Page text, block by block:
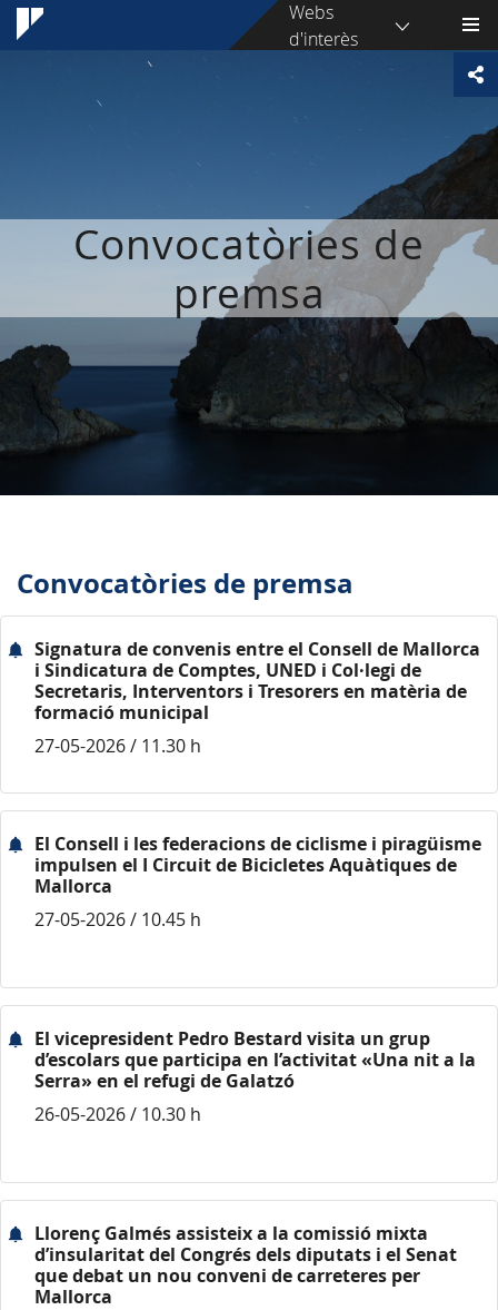
Webs
d'interès
Convocatòries de
premsa
Convocatòries de premsa
Signatura de convenis entre el Consell de Mallorca
i Sindicatura de Comptes, UNED i Col·legi de
Secretaris, Interventors i Tresorers en matèria de
formació municipal
27-05-2026 / 11.30 h
El Consell i les federacions de ciclisme i piragüisme
impulsen el I Circuit de Bicicletes Aquàtiques de
Mallorca
27-05-2026 / 10.45 h
El vicepresident Pedro Bestard visita un grup
d’escolars que participa en l’activitat «Una nit a la
Serra» en el refugi de Galatzó
26-05-2026 / 10.30 h
Llorenç Galmés assisteix a la comissió mixta
d’insularitat del Congrés dels diputats i el Senat
que debat un nou conveni de carreteres per
Mallorca